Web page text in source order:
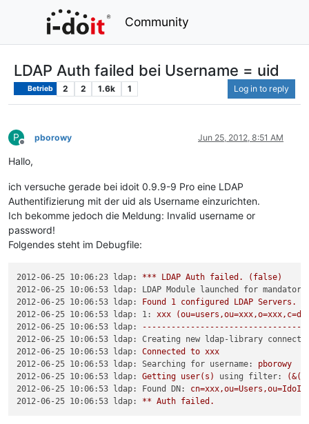
Community
LDAP Auth failed bei Username = uid
Betrieb 2 2 1.6k 1 Log in to reply
P
Offline
pborowy Jun 25, 2012, 8:51 AM
Hallo,
ich versuche gerade bei idoit 0.9.9-9 Pro eine LDAP
Authentifizierung mit der uid als Username einzurichten.
Ich bekomme jedoch die Meldung: Invalid username or
password!
Folgendes steht im Debugfile:
2012-06-25 10:06:23 ldap: *** LDAP Auth failed.
(false)
2012-06-25 10:06:53 ldap: LDAP Module launched for mandator:
2012-06-25 10:06:53 ldap:
Found 1 configured LDAP Servers.
2012-06-25 10:06:53 ldap: 1:
xxx
2012-06-25 10:06:53 ldap:
2012-06-25 10:06:53 ldap: Creating new ldap-library
2012-06-25 10:06:53 ldap:
Connected to xxx
2012-06-25 10:06:53 ldap: Searching for username:
pborowy
2012-06-25 10:06:53 ldap:
Getting user(s) using filter:
2012-06-25 10:06:53 ldap: Found DN:
2012-06-25 10:06:53 ldap:
** Auth failed.